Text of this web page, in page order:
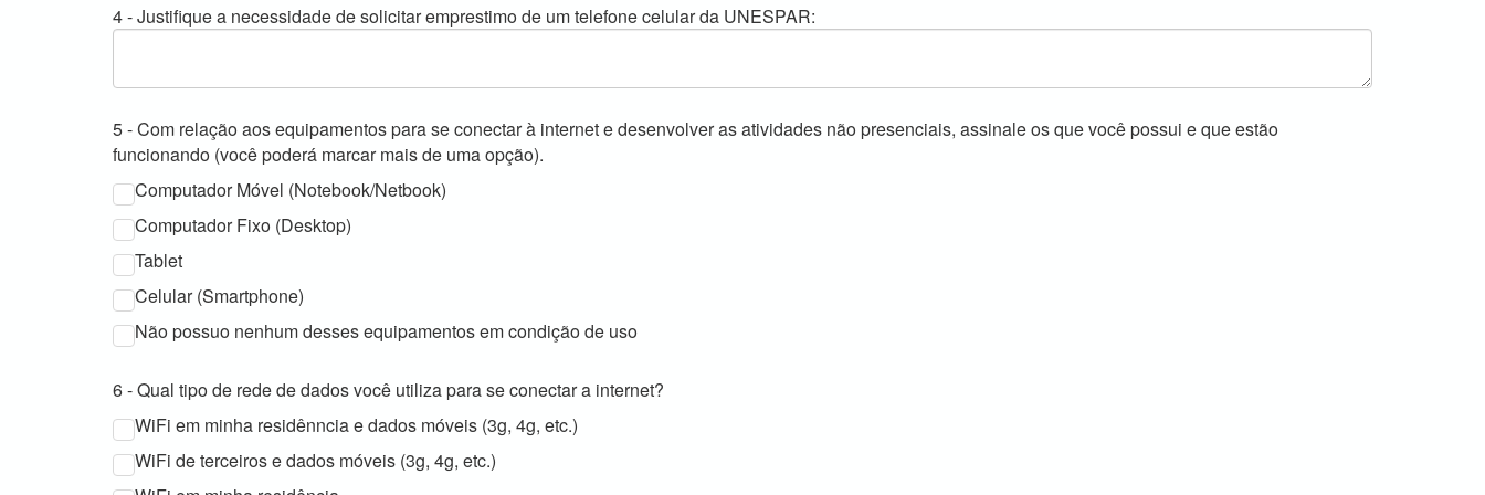
4 - Justifique a necessidade de solicitar emprestimo de um telefone celular da UNESPAR:
5 - Com relação aos equipamentos para se conectar à internet e desenvolver as atividades não presenciais, assinale os que você possui e que estão
funcionando (você poderá marcar mais de uma opção).
Computador Móvel (Notebook/Netbook)
Computador Fixo (Desktop)
Tablet
Celular (Smartphone)
Não possuo nenhum desses equipamentos em condição de uso
6 - Qual tipo de rede de dados você utiliza para se conectar a internet?
WiFi em minha residênncia e dados móveis (3g, 4g, etc.)
WiFi de terceiros e dados móveis (3g, 4g, etc.)